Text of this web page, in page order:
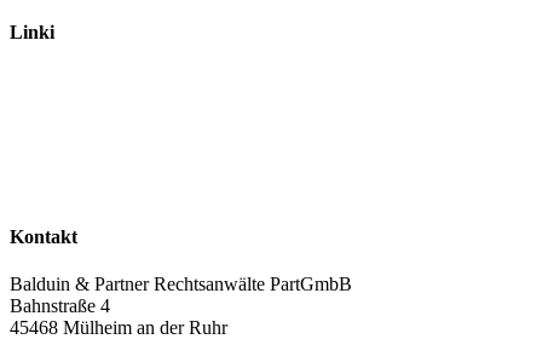
Linki
Kontakt
Balduin & Partner Rechtsanwälte PartGmbB
Bahnstraße 4
45468 Mülheim an der Ruhr